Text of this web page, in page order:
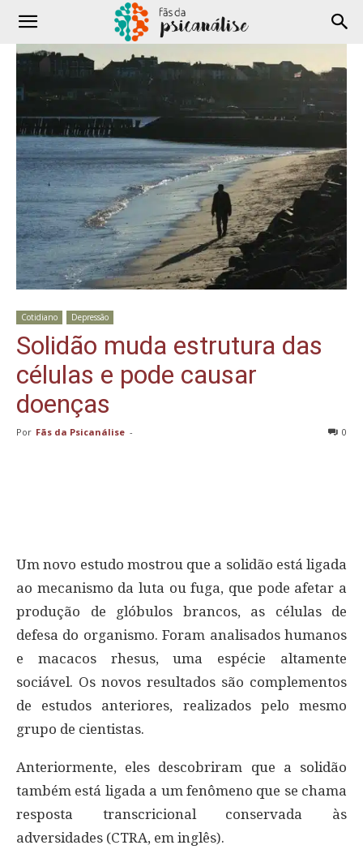
Cotidiano Depressão
Solidão muda estrutura das
células e pode causar
doenças
Por Fãs da Psicanálise - 0
Um novo estudo mostrou que a solidão está ligada
ao mecanismo da luta ou fuga, que pode afetar a
produção de glóbulos brancos, as células de
defesa do organismo. Foram analisados humanos
e macacos rhesus, uma espécie altamente
sociável. Os novos resultados são complementos
de estudos anteriores, realizados pelo mesmo
grupo de cientistas.
Anteriormente, eles descobriram que a solidão
também está ligada a um fenômeno que se chama
resposta transcricional conservada às
adversidades (CTRA, em inglês).